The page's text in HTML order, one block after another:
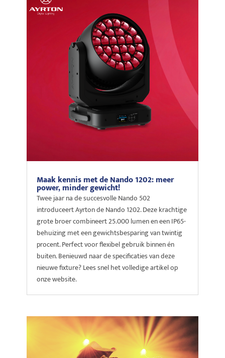
Maak kennis met de Nando 1202: meer
power, minder gewicht!
Twee jaar na de succesvolle Nando 502
introduceert Ayrton de Nando 1202. Deze krachtige
grote broer combineert 25.000 lumen en een IP65-
behuizing met een gewichtsbesparing van twintig
procent. Perfect voor flexibel gebruik binnen én
buiten. Benieuwd naar de specificaties van deze
nieuwe fixture? Lees snel het volledige artikel op
onze website.